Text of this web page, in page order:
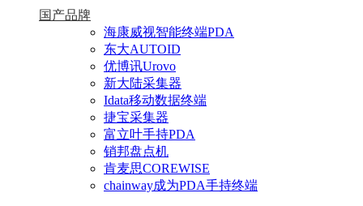
国产品牌
海康威视智能终端PDA
东大AUTOID
优博讯Urovo
新大陆采集器
Idata移动数据终端
捷宝采集器
富立叶手持PDA
销邦盘点机
肯麦思COREWISE
chainway成为PDA手持终端